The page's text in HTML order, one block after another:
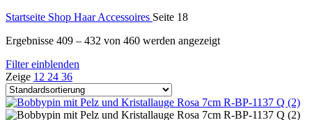
Startseite Shop Haar Accessoires Seite 18
Ergebnisse 409 – 432 von 460 werden angezeigt
Filter einblenden
Zeige 12 24 36